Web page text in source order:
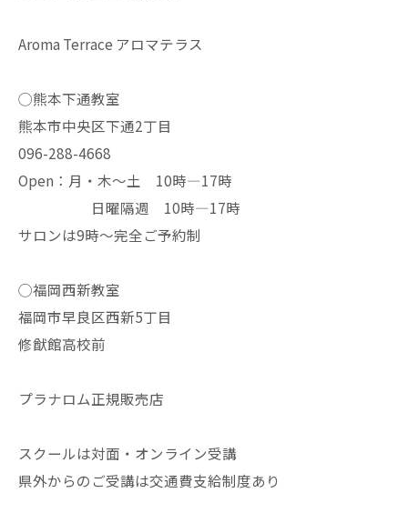
Aroma Terrace アロマテラス
◯熊本下通教室
熊本市中央区下通2丁目
096-288-4668
Open：月・木〜土 10時—17時
日曜隔週 10時—17時
サロンは9時〜完全ご予約制
◯福岡西新教室
福岡市早良区西新5丁目
修猷館高校前
プラナロム正規販売店
スクールは対面・オンライン受講
県外からのご受講は交通費支給制度あり